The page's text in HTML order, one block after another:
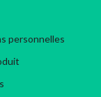
personnelles